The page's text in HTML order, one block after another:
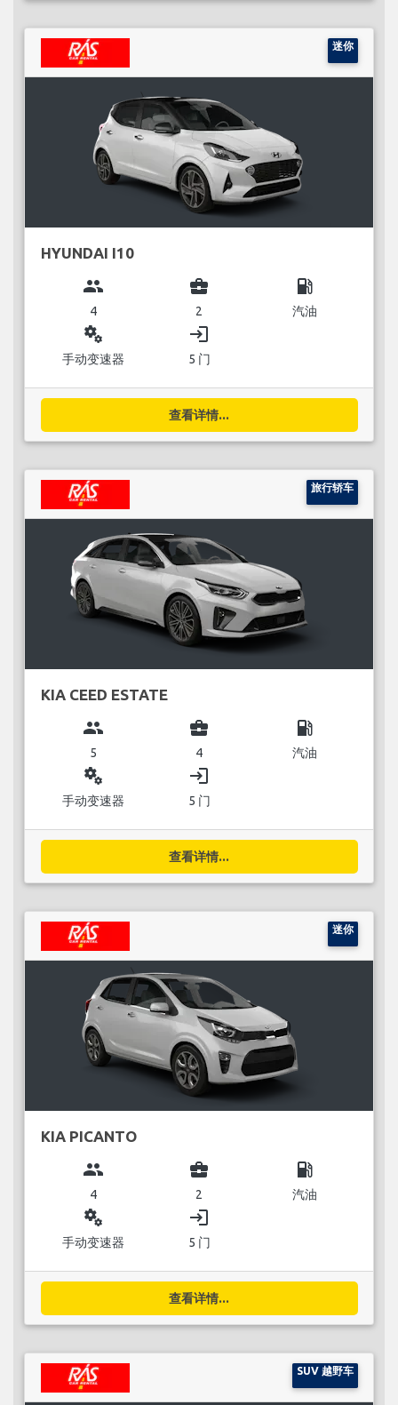
迷你
HYUNDAI I10
group
4
business_center
2
local_gas_station
汽油
miscellaneous_services
手动变速器
login
5 门
查看详情...
旅行轿车
KIA CEED ESTATE
group
5
business_center
4
local_gas_station
汽油
miscellaneous_services
手动变速器
login
5 门
查看详情...
迷你
KIA PICANTO
group
4
business_center
2
local_gas_station
汽油
miscellaneous_services
手动变速器
login
5 门
查看详情...
SUV 越野车